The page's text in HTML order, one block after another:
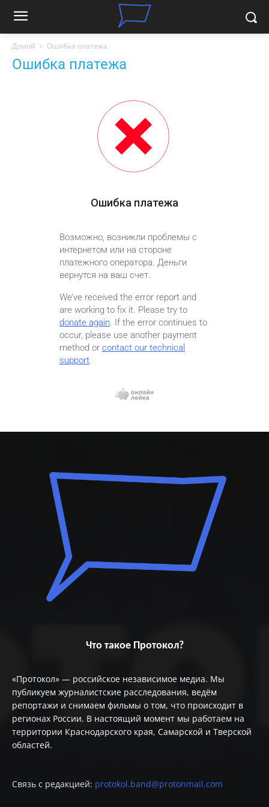
Домой Ошибка платежа
Ошибка платежа
Ошибка платежа
Возможно, возникли проблемы с
интернетом или на стороне
платежного оператора. Деньги
вернутся на ваш счет.
We’ve received the error report and
are working to fix it. Please try to
donate again . If the error continues to
occur, please use another payment
method or contact our technical
support
Что такое Протокол?
«Протокол» — российское независимое медиа. Мы
публикуем журналистские расследования, ведём
репортажи и снимаем фильмы о том, что происходит в
регионах России. В настоящий момент мы работаем на
территории Краснодарского края, Самарской и Тверской
областей.
Связь с редакцией: protokol.band@protonmail.com